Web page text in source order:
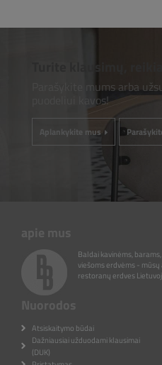
Turite klausimų,
Parašykite mums arba
puodeliui kavos!
Aplankykite mus
Baldai kavinėms,
viešoms erdvėms -
restoranų erdves
Atsiskaitymo būdai
Dažniausiai užduodami klausimai
(DUK)